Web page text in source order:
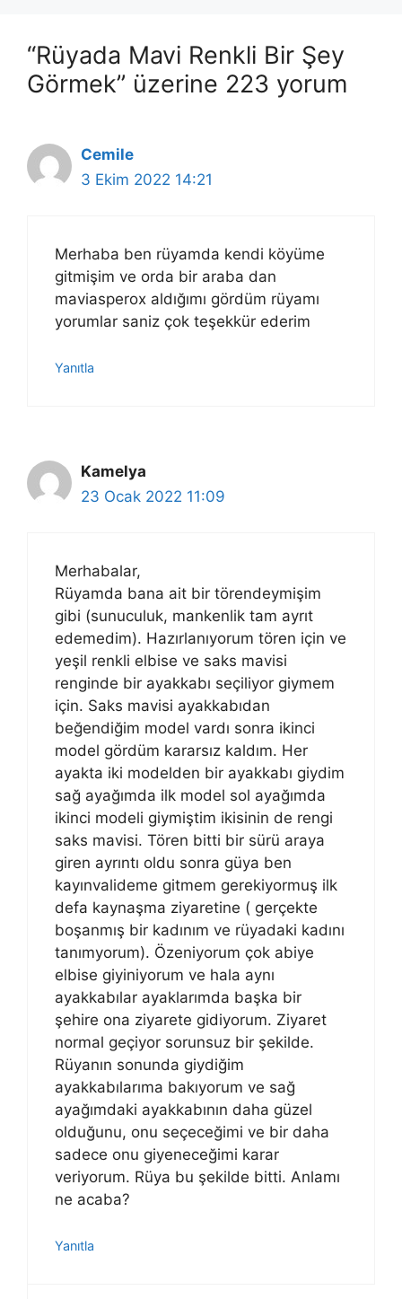
“Rüyada Mavi Renkli Bir Şey
Görmek” üzerine 223 yorum
Cemile
3 Ekim 2022 14:21
Merhaba ben rüyamda kendi köyüme
gitmişim ve orda bir araba dan
maviasperox aldığımı gördüm rüyamı
yorumlar saniz çok teşekkür ederim
Yanıtla
Kamelya
23 Ocak 2022 11:09
Merhabalar,
Rüyamda bana ait bir törendeymişim
gibi (sunuculuk, mankenlik tam ayrıt
edemedim). Hazırlanıyorum tören için ve
yeşil renkli elbise ve saks mavisi
renginde bir ayakkabı seçiliyor giymem
için. Saks mavisi ayakkabıdan
beğendiğim model vardı sonra ikinci
model gördüm kararsız kaldım. Her
ayakta iki modelden bir ayakkabı giydim
sağ ayağımda ilk model sol ayağımda
ikinci modeli giymiştim ikisinin de rengi
saks mavisi. Tören bitti bir sürü araya
giren ayrıntı oldu sonra güya ben
kayınvalideme gitmem gerekiyormuş ilk
defa kaynaşma ziyaretine ( gerçekte
boşanmış bir kadınım ve rüyadaki kadını
tanımyorum). Özeniyorum çok abiye
elbise giyiniyorum ve hala aynı
ayakkabılar ayaklarımda başka bir
şehire ona ziyarete gidiyorum. Ziyaret
normal geçiyor sorunsuz bir şekilde.
Rüyanın sonunda giydiğim
ayakkabılarıma bakıyorum ve sağ
ayağımdaki ayakkabının daha güzel
olduğunu, onu seçeceğimi ve bir daha
sadece onu giyeneceğimi karar
veriyorum. Rüya bu şekilde bitti. Anlamı
ne acaba?
Yanıtla